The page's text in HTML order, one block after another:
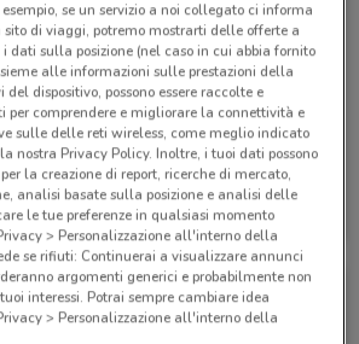
285 m
Alpitour
Scade il 31/10
se un servizio a noi collegato ci informa
di viaggi, potremo mostrarti delle offerte a
dati sulla posizione (nel caso in cui abbia fornito
alle informazioni sulle prestazioni della
dispositivo, possono essere raccolte e
per comprendere e migliorare la connettività e
sulle delle reti wireless, come meglio indicato
nostra Privacy Policy. Inoltre, i tuoi dati possono
la creazione di report, ricerche di mercato,
analisi basate sulla posizione e analisi delle
le tue preferenze in qualsiasi momento
> Personalizzazione all'interno della
se rifiuti: Continuerai a visualizzare annunci
argomenti generici e probabilmente non
interessi. Potrai sempre cambiare idea
> Personalizzazione all'interno della